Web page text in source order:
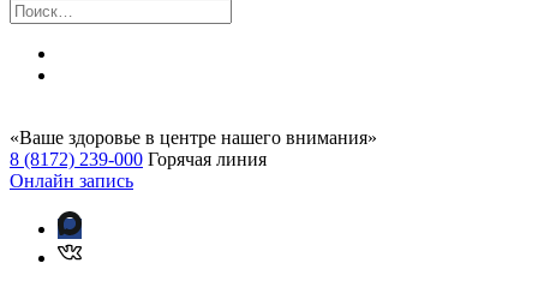
«Ваше здоровье в центре нашего внимания»
8 (8172) 239-000 Горячая линия
Онлайн запись